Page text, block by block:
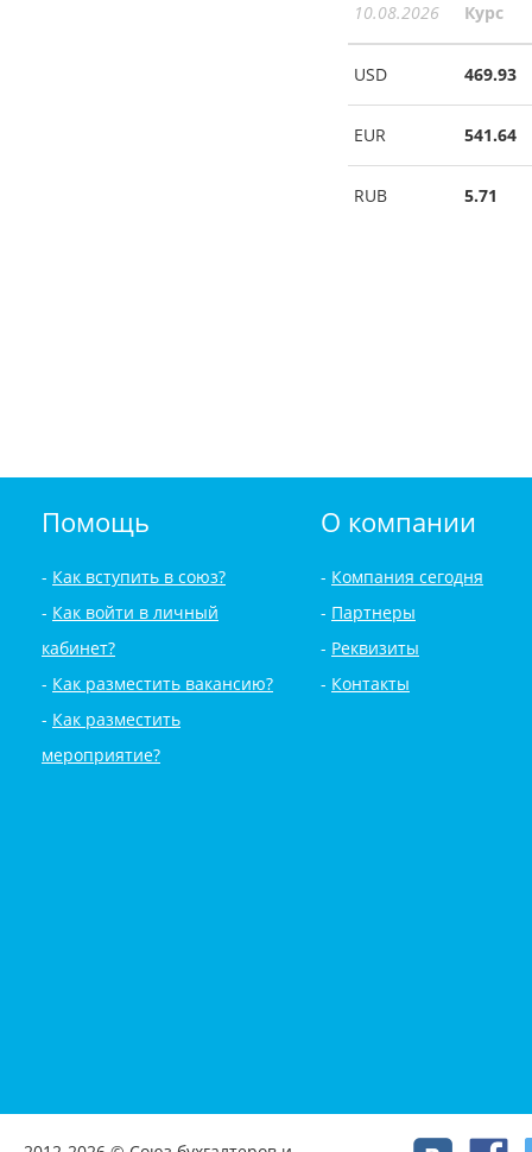
10.08.2026 Курс
USD 469.93
EUR 541.64
RUB 5.71
Помощь
Как вступить в союз?
Как войти в личный
кабинет?
Как разместить вакансию?
Как разместить
мероприятие?
О компании
Компания сегодня
Партнеры
Реквизиты
Контакты